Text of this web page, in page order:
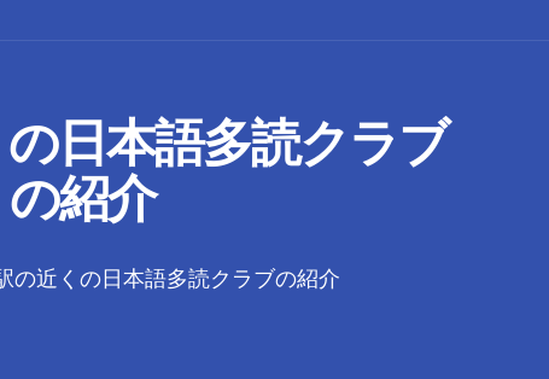
日本語多読クラブ
の紹介
の近くの日本語多読クラブの紹介